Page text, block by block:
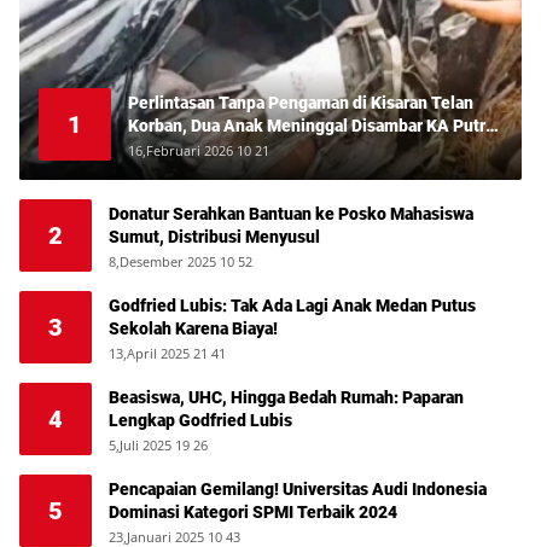
1
Perlintasan Tanpa Pengaman di Kisaran Telan
Korban, Dua Anak Meninggal Disambar KA Putri
Deli
16,Februari 2026 10 21
2
Donatur Serahkan Bantuan ke Posko Mahasiswa
Sumut, Distribusi Menyusul
8,Desember 2025 10 52
3
Godfried Lubis: Tak Ada Lagi Anak Medan Putus
Sekolah Karena Biaya!
13,April 2025 21 41
4
Beasiswa, UHC, Hingga Bedah Rumah: Paparan
Lengkap Godfried Lubis
5,Juli 2025 19 26
5
Pencapaian Gemilang! Universitas Audi Indonesia
Dominasi Kategori SPMI Terbaik 2024
23,Januari 2025 10 43